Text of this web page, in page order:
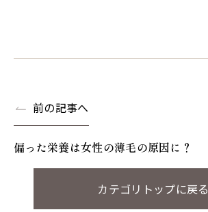
前の記事へ
偏った栄養は女性の薄毛の原因に？
カテゴリトップに戻る